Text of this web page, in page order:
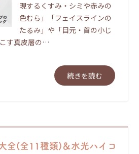
現するくすみ・シミや赤みの
色むら」「フェイスラインの
たるみ」や「目元・首の小じ
す真皮層の…
続きを読む
全(全11種類)＆水光ハイコ